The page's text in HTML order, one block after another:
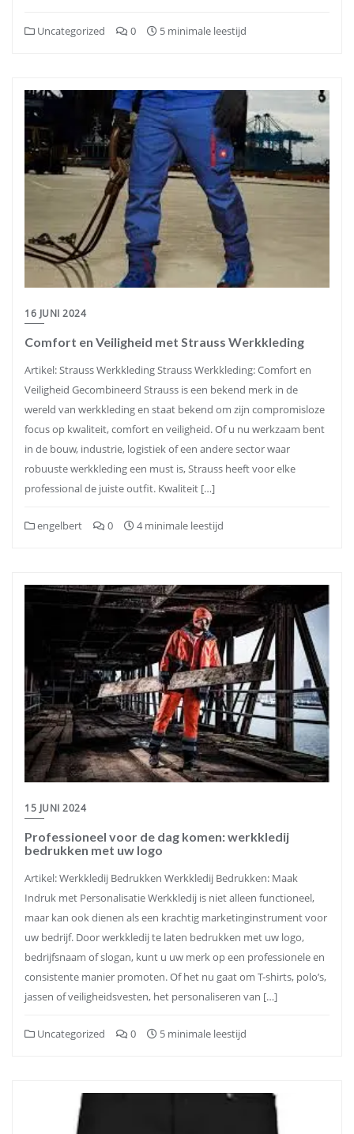
Uncategorized 0 5 minimale leestijd
16 JUNI 2024
Comfort en Veiligheid met Strauss Werkkleding
Artikel: Strauss Werkkleding Strauss Werkkleding: Comfort en
Veiligheid Gecombineerd Strauss is een bekend merk in de
wereld van werkkleding en staat bekend om zijn compromisloze
focus op kwaliteit, comfort en veiligheid. Of u nu werkzaam bent
in de bouw, industrie, logistiek of een andere sector waar
robuuste werkkleding een must is, Strauss heeft voor elke
professional de juiste outfit. Kwaliteit […]
engelbert 0 4 minimale leestijd
15 JUNI 2024
Professioneel voor de dag komen: werkkledij
bedrukken met uw logo
Artikel: Werkkledij Bedrukken Werkkledij Bedrukken: Maak
Indruk met Personalisatie Werkkledij is niet alleen functioneel,
maar kan ook dienen als een krachtig marketinginstrument voor
uw bedrijf. Door werkkledij te laten bedrukken met uw logo,
bedrijfsnaam of slogan, kunt u uw merk op een professionele en
consistente manier promoten. Of het nu gaat om T-shirts, polo’s,
jassen of veiligheidsvesten, het personaliseren van […]
Uncategorized 0 5 minimale leestijd